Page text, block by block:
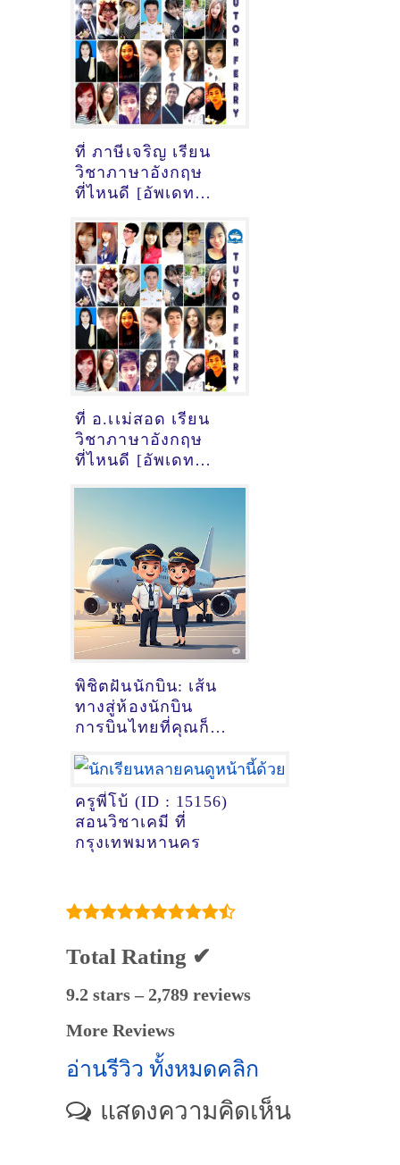
17:43:28]
ที่ ภาษีเจริญ เรียน
วิชาภาษาอังกฤษ
ที่ไหนดี [อัพเดท
อังกฤษ
เมื่อ2/11/2024,
12:06:31]
ที่ อ.เเม่สอด เรียน
วิชาภาษาอังกฤษ
ที่ไหนดี [อัพเดท
10:48:16]
พิชิตฝันนักบิน: เส้น
ทางสู่ห้องนักบิน
การบินไทยที่คุณก็
ครูพี่โบ้ (ID : 15156)
สอนวิชาเคมี ที่
กรุงเทพมหานคร
Total Rating ✔
9.2 stars – 2,789 reviews
More Reviews
อ่านรีวิว ทั้งหมดคลิก
แสดงความคิดเห็น